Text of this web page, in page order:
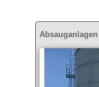
Absauganlagen